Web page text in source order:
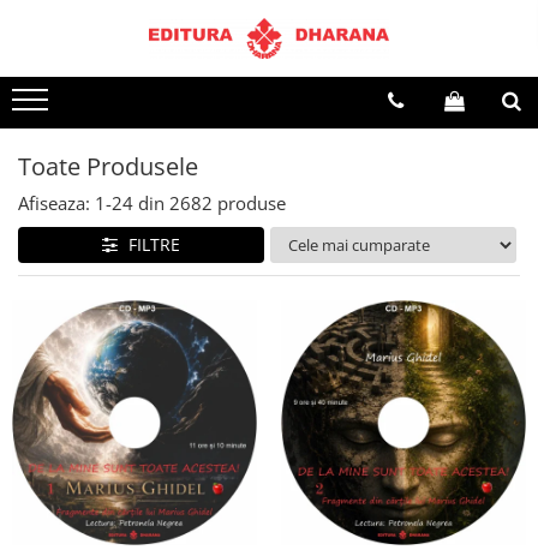
Terapii
Dietoterapie
Toate Produsele
Afiseaza: 1-24 din 2682 produse
FILTRE